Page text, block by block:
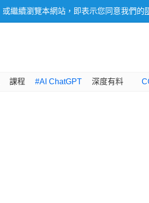
繼續瀏覽本網站，即表示您同意我們的
課程 #AI ChatGPT 深度有料